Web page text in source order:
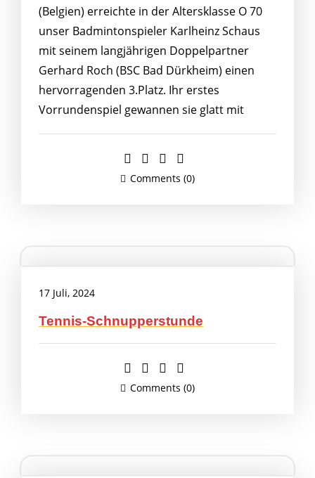
(Belgien) erreichte in der Altersklasse O 70
unser Badmintonspieler Karlheinz Schaus
mit seinem langjährigen Doppelpartner
Gerhard Roch (BSC Bad Dürkheim) einen
hervorragenden 3.Platz. Ihr erstes
Vorrundenspiel gewannen sie glatt mit
Comments (0)
17 Juli, 2024
Tennis-Schnupperstunde
Comments (0)